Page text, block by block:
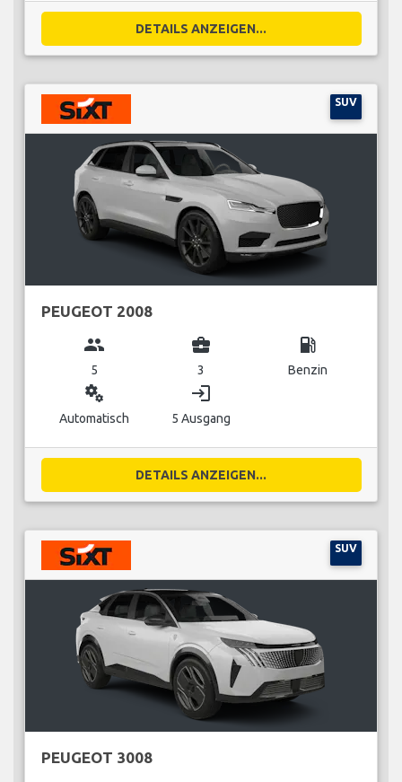
DETAILS ANZEIGEN...
SUV
PEUGEOT 2008
group
5
business_center
3
local_gas_station
Benzin
miscellaneous_services
Automatisch
login
5 Ausgang
DETAILS ANZEIGEN...
SUV
PEUGEOT 3008